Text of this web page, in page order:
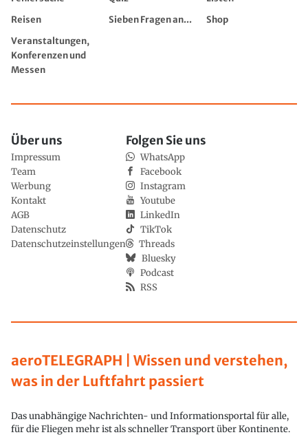
Reisen
Sieben Fragen an...
Shop
Veranstaltungen,
Konferenzen und
Messen
aeroTELEGRAPH | Wissen und verstehen,
was in der Luftfahrt passiert
Das unabhängige Nachrichten- und Informationsportal für alle,
für die Fliegen mehr ist als schneller Transport über Kontinente.
Über uns
Impressum
Team
Werbung
Kontakt
AGB
Datenschutz
Datenschutzeinstellungen
Folgen Sie uns
WhatsApp
Facebook
Instagram
Youtube
LinkedIn
TikTok
Threads
Bluesky
Podcast
RSS